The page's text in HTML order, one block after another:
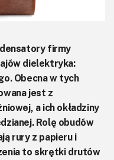
firmy
dielektryka:
Obecna w tych
jest z
a ich okładziny
Rolę obudów
rury z papieru i
to skrętki drutów